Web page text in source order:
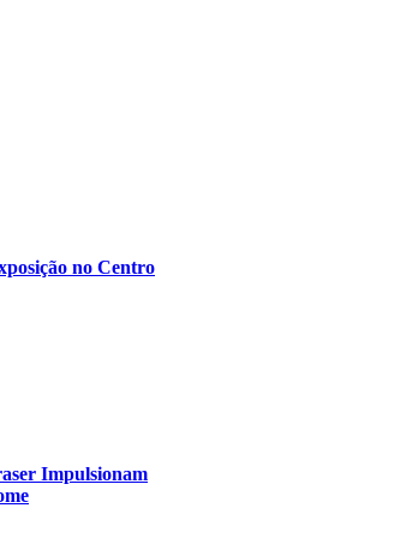
no Centro
Impulsionam